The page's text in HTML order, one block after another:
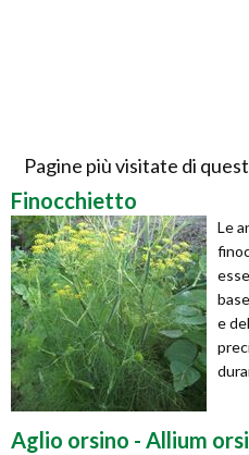
Pagine più visitate di
Finocchietto
Le
e
Aglio orsino - Allium